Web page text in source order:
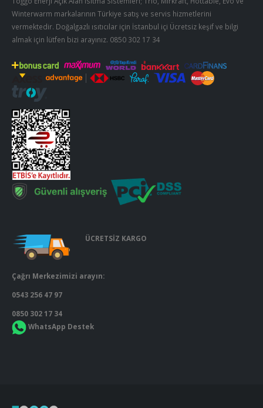
Winterwarm markalarının Türkiye satış ve servis hizmetlerini
vermektedir. Doğalgazlı ısıtıcılar için İstanbul içi Ücretsiz keşif ve bilgi
almak için lütfen bizi arayınız. 0850 302 17 34
ÜCRETSİZ KARGO
Çağrı Merkezimizi arayın:
0543 256 47 97
0850 302 17 34
WhatsApp Destek